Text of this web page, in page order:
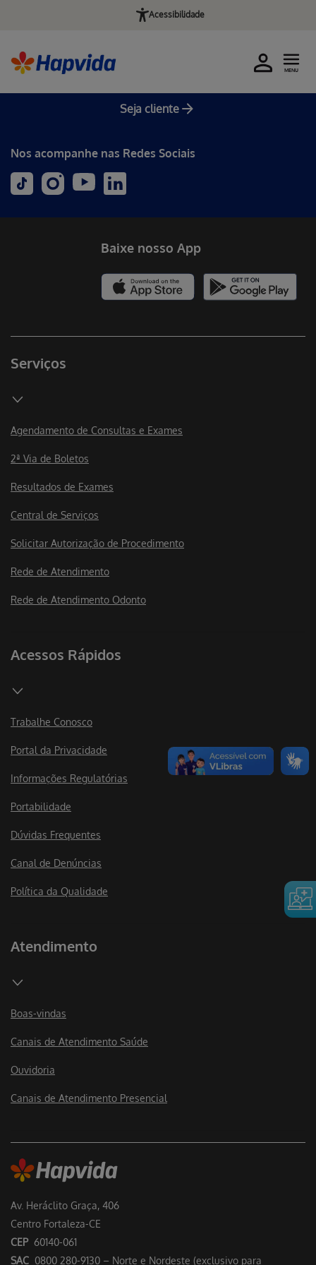
Acessibilidade
Seja cliente
MENU
Nos acompanhe nas Redes Sociais
Av. Heráclito Graça, 406
Centro Fortaleza-CE
CEP 60140-061
SAC 0800 280-9130 – Norte e Nordeste (exclusivo para
Serviços
Agendamento de Consultas e Exames
2ª Via de Boletos
Resultados de Exames
Central de Serviços
Solicitar Autorização de Procedimento
Rede de Atendimento
Rede de Atendimento Odonto
Acessos Rápidos
Trabalhe Conosco
Portal da Privacidade
Informações Regulatórias
Portabilidade
Dúvidas Frequentes
Canal de Denúncias
Política da Qualidade
Atendimento
Boas-vindas
Canais de Atendimento Saúde
Ouvidoria
Canais de Atendimento Presencial
Baixe nosso App